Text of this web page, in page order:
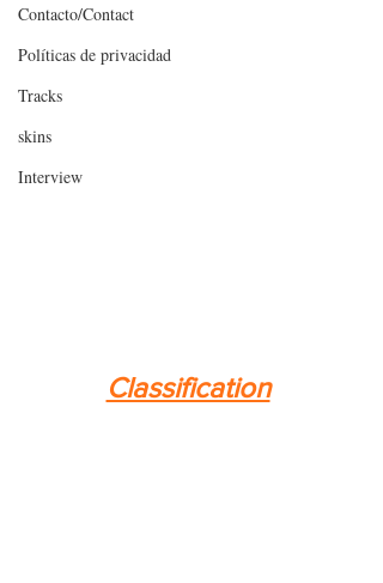
Contacto/Contact
Políticas de privacidad
Tracks
skins
Interview
Classification